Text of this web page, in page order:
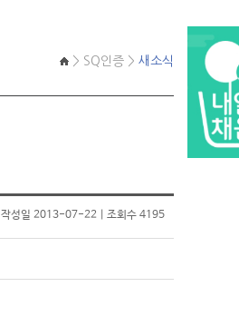
> SQ인증 > 새소식
작성일 2013-07-22 | 조회수 4195